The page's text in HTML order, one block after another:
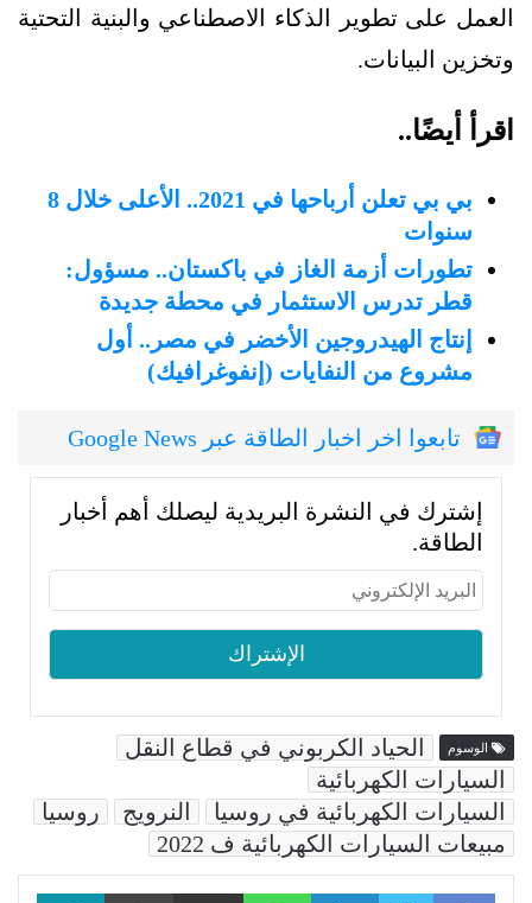
العمل على تطوير الذكاء الاصطناعي والبنية التحتية
وتخزين البيانات.
اقرأ أيضًا..
بي بي تعلن أرباحها في 2021.. الأعلى خلال 8
سنوات
تطورات أزمة الغاز في باكستان.. مسؤول:
قطر تدرس الاستثمار في محطة جديدة
إنتاج الهيدروجين الأخضر في مصر.. أول
مشروع من النفايات (إنفوغرافيك)
تابعوا اخر اخبار الطاقة عبر Google News
إشترك في النشرة البريدية ليصلك أهم أخبار
الطاقة.
الوسوم
الحياد الكربوني في قطاع النقل
السيارات الكهربائية
السيارات الكهربائية في روسيا
النرويج
روسيا
مبيعات السيارات الكهربائية ف 2022
Facebook
LinkedIn
WhatsAppمشاركة عبر البريد طباعة